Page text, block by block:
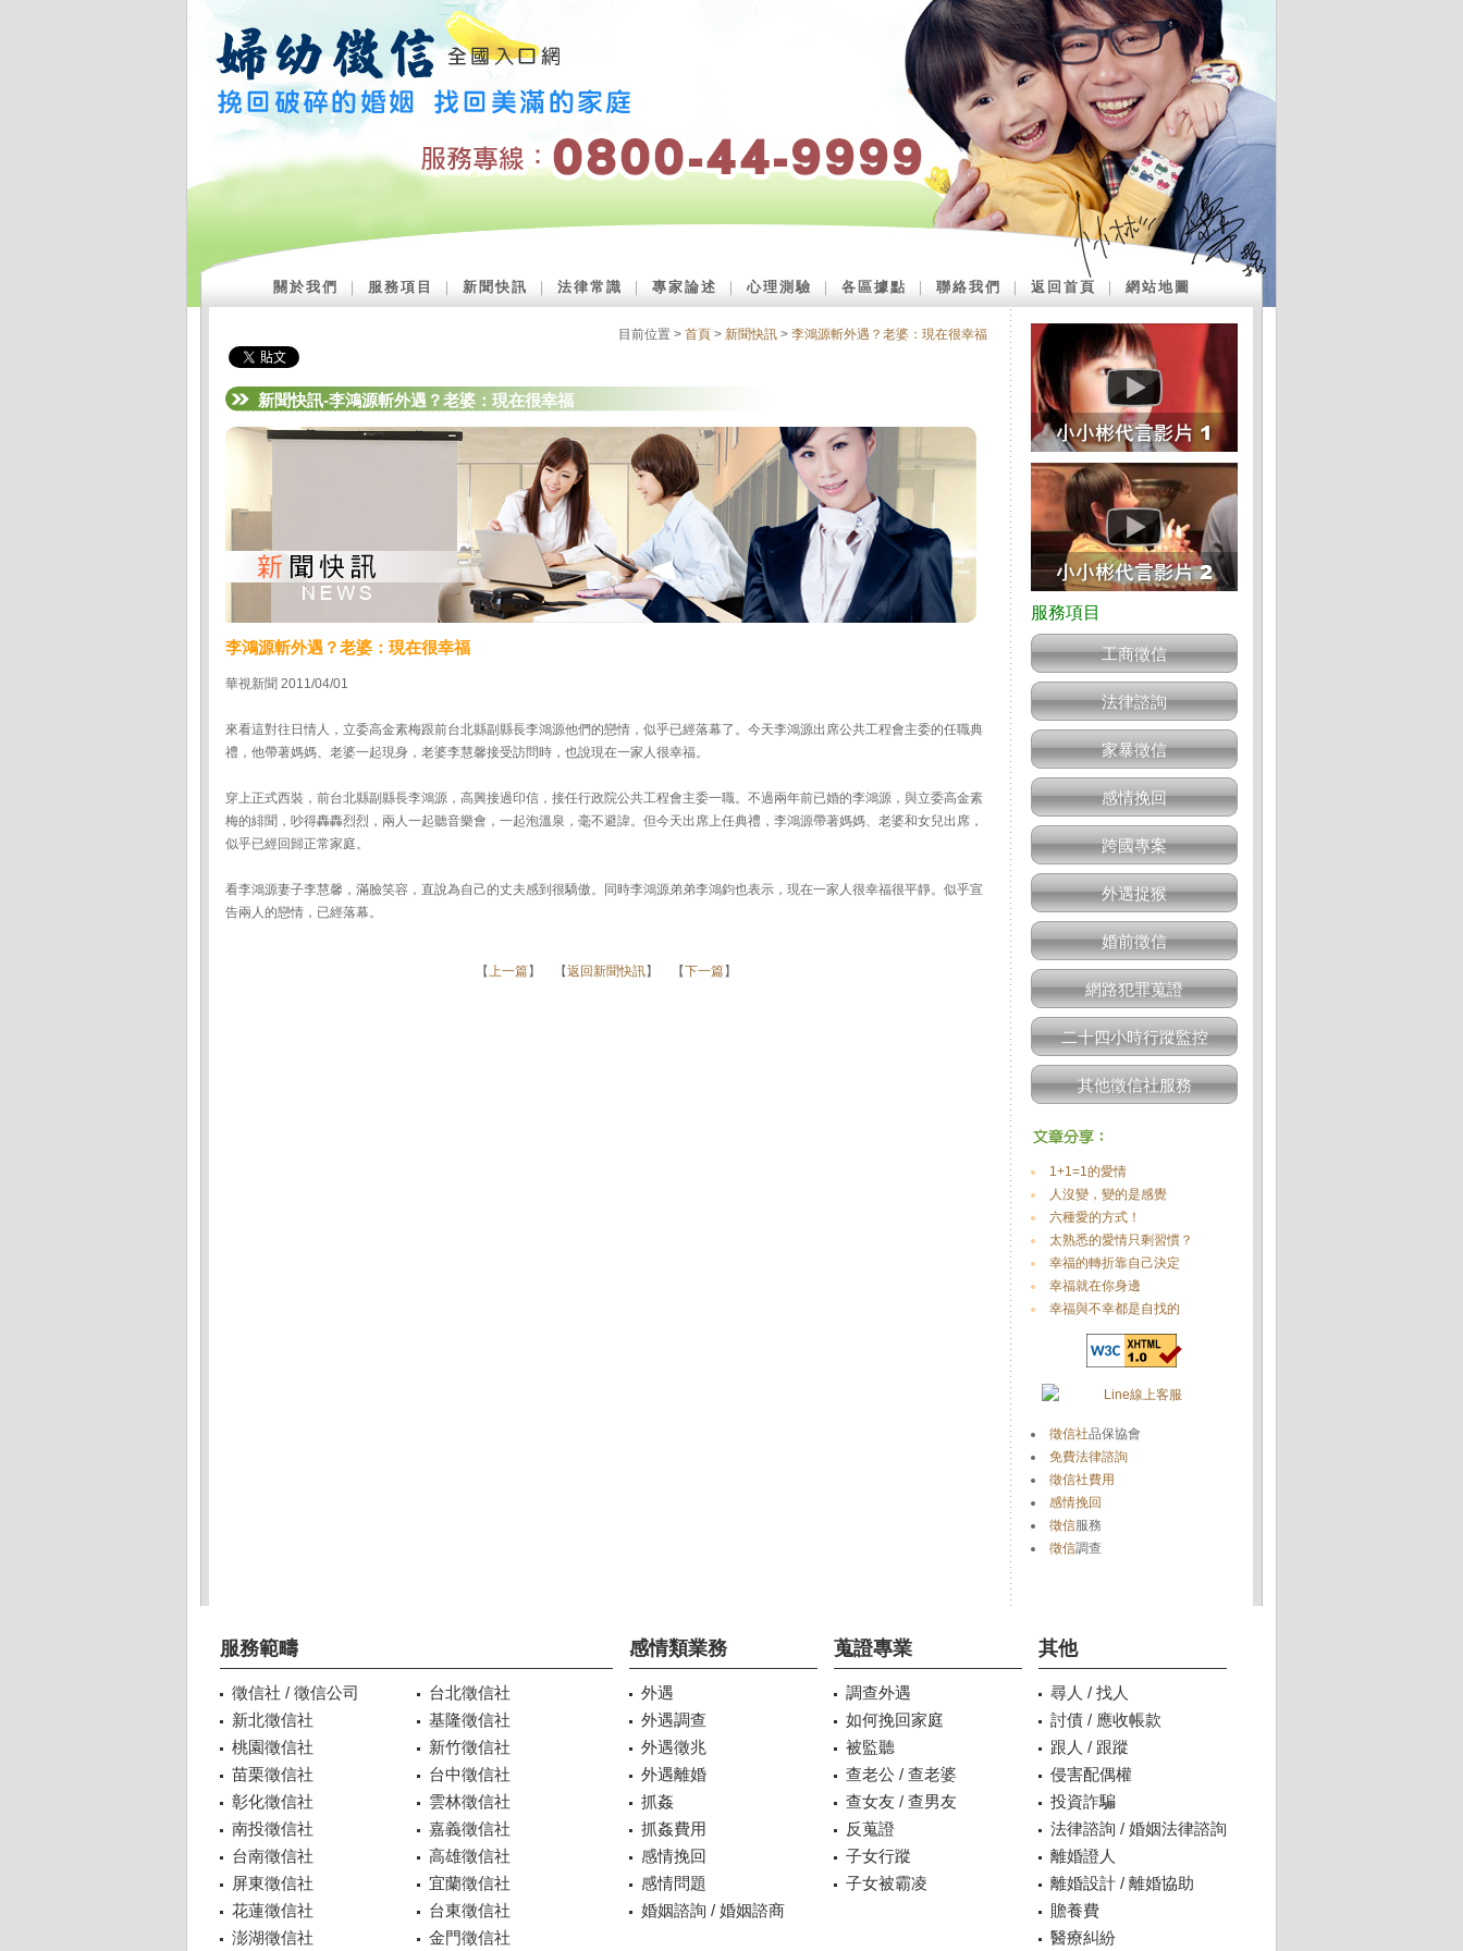
關於我們 服務項目 新聞快訊 法律常識 專家論述 ｜心理測驗 各區據點 聯絡我們 返回首頁 網站地圖
目前位置 > 首頁 > 新聞快訊 > 李鴻源斬外遇？老婆：現在很幸福
新聞快訊-李鴻源斬外遇？老婆：現在很幸福
李鴻源斬外遇？老婆：現在很幸福
華視新聞 2011/04/01
來看這對往日情人，立委高金素梅跟前台北縣副縣長李鴻源他們的戀情，似乎已經落幕了。今天李鴻源出席公共工程會主委的任職典
禮，他帶著媽媽、老婆一起現身，老婆李慧馨接受訪問時，也說現在一家人很幸福。
穿上正式西裝，前台北縣副縣長李鴻源，高興接過印信，接任行政院公共工程會主委一職。不過兩年前已婚的李鴻源，與立委高金素
梅的緋聞，吵得轟轟烈烈，兩人一起聽音樂會，一起泡溫泉，毫不避諱。但今天出席上任典禮，李鴻源帶著媽媽、老婆和女兒出席，
似乎已經回歸正常家庭。
看李鴻源妻子李慧馨，滿臉笑容，直說為自己的丈夫感到很驕傲。同時李鴻源弟弟李鴻鈞也表示，現在一家人很幸福很平靜。似乎宣
告兩人的戀情，已經落幕。
【上一篇】 【返回新聞快訊】 【下一篇】
工商徵信
法律諮詢
家暴徵信
感情挽回
跨國專案
外遇捉猴
婚前徵信
網路犯罪蒐證
二十四小時行蹤監控
其他徵信社服務
1+1=1的愛情
人沒變，變的是感覺
六種愛的方式！
太熟悉的愛情只剩習慣？
幸福的轉折靠自己決定
幸福就在你身邊
幸福與不幸都是自找的
徵信社品保協會
免費法律諮詢
徵信社費用
感情挽回
徵信服務
徵信調查
服務範疇
徵信社 / 徵信公司
台北徵信社
新北徵信社
基隆徵信社
桃園徵信社
新竹徵信社
苗栗徵信社
台中徵信社
彰化徵信社
雲林徵信社
南投徵信社
嘉義徵信社
台南徵信社
高雄徵信社
屏東徵信社
宜蘭徵信社
花蓮徵信社
台東徵信社
澎湖徵信社
金門徵信社
感情類業務
外遇
外遇調查
外遇徵兆
外遇離婚
抓姦
抓姦費用
感情挽回
感情問題
婚姻諮詢 / 婚姻諮商
蒐證專業
調查外遇
如何挽回家庭
被監聽
查老公 / 查老婆
查女友 / 查男友
反蒐證
子女行蹤
子女被霸凌
其他
尋人 / 找人
討債 / 應收帳款
跟人 / 跟蹤
侵害配偶權
投資詐騙
法律諮詢 / 婚姻法律諮詢
離婚證人
離婚設計 / 離婚協助
贍養費
醫療糾紛